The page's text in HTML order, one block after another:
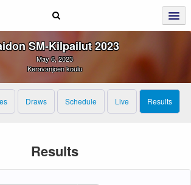
SM‑kilpailut 2023
May 6, 2023
Keravanjoen koulu
Draws Schedule Live Results
Results